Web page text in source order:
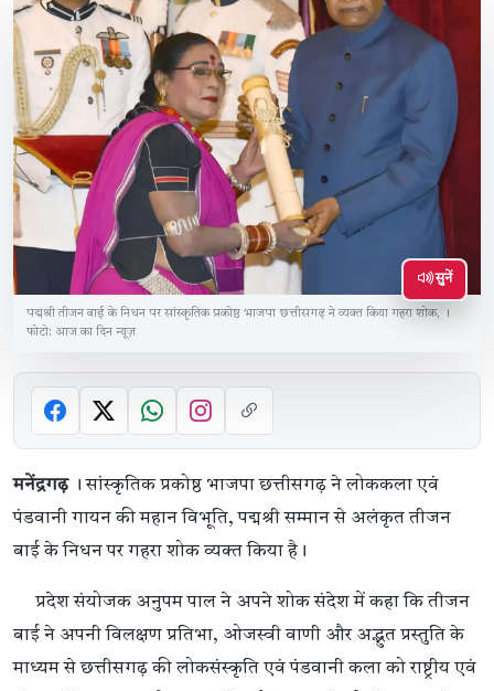
सुनें
पद्मश्री तीजन बाई के निधन पर सांस्कृतिक प्रकोष्ठ भाजपा छत्तीसगढ़ ने व्यक्त किया गहरा शोक, ।
फोटो: आज का दिन न्यूज़
मनेंद्रगढ़। सांस्कृतिक प्रकोष्ठ भाजपा छत्तीसगढ़ ने लोककला एवं
पंडवानी गायन की महान विभूति, पद्मश्री सम्मान से अलंकृत तीजन
बाई के निधन पर गहरा शोक व्यक्त किया है।
प्रदेश संयोजक अनुपम पाल ने अपने शोक संदेश में कहा कि तीजन
बाई ने अपनी विलक्षण प्रतिभा, ओजस्वी वाणी और अद्भुत प्रस्तुति के
माध्यम से छत्तीसगढ़ की लोकसंस्कृति एवं पंडवानी कला को राष्ट्रीय एवं